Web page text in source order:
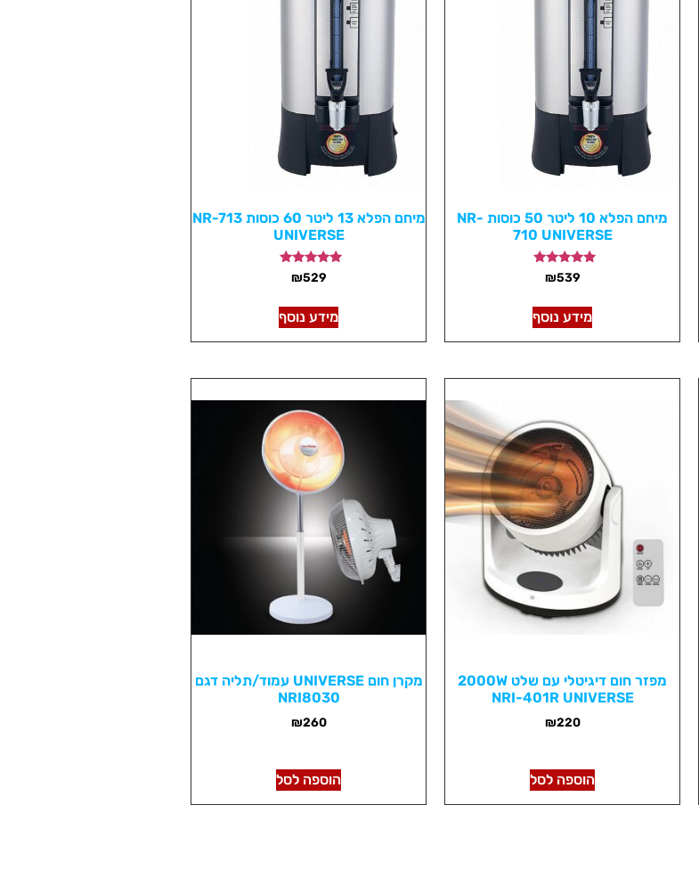
מיחם הפלא 10 ליטר 50 כוסות NR-
710 UNIVERSE
דורג
4.67
₪539
מידע נוסף
מיחם הפלא 13 ליטר 60 כוסות NR-713
UNIVERSE
דורג
5.00
₪529
מידע נוסף
מפזר חום דיגיטלי עם שלט 2000W
NRI-401R UNIVERSE
₪220
הוספה לסל
מקרן חום UNIVERSE עמוד/תליה דגם
NRI8030
₪260
הוספה לסל